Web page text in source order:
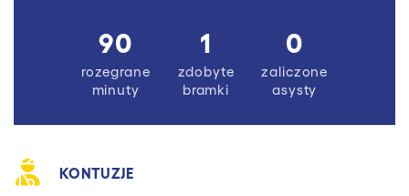
90
rozegrane
minuty
1
zdobyte
bramki
0
zaliczone
asysty
KONTUZJE